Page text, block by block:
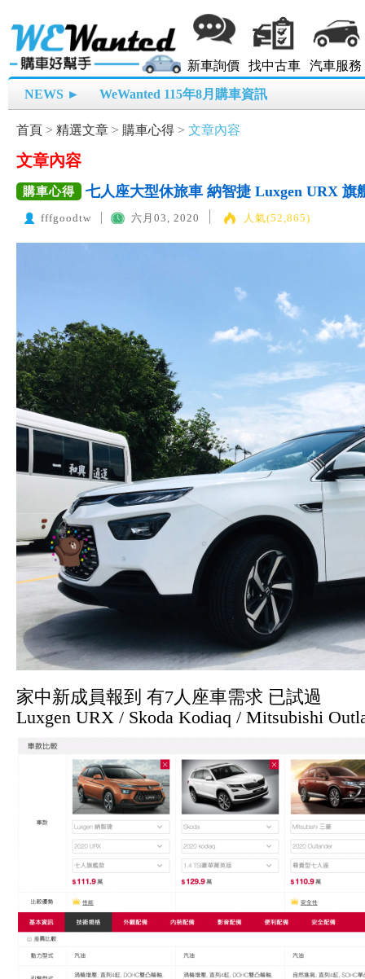
新車詢價 找中古車 汽車服務
NEWS ► WeWanted 115年8月購車資訊
首頁 > 精選文章 > 購車心得 > 文章內容
文章內容
購車心得 七人座大型休旅車 納智捷 Luxgen URX 旗
fffgoodtw 六月03, 2020 人氣(52,865)
家中新成員報到 有7人座車需求 已試過
Luxgen URX / Skoda Kodiaq / Mitsubishi